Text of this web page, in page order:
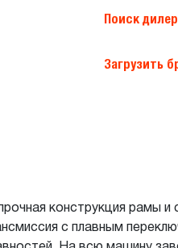
Поиск
Загрузить
конструкция рамы и
с плавным